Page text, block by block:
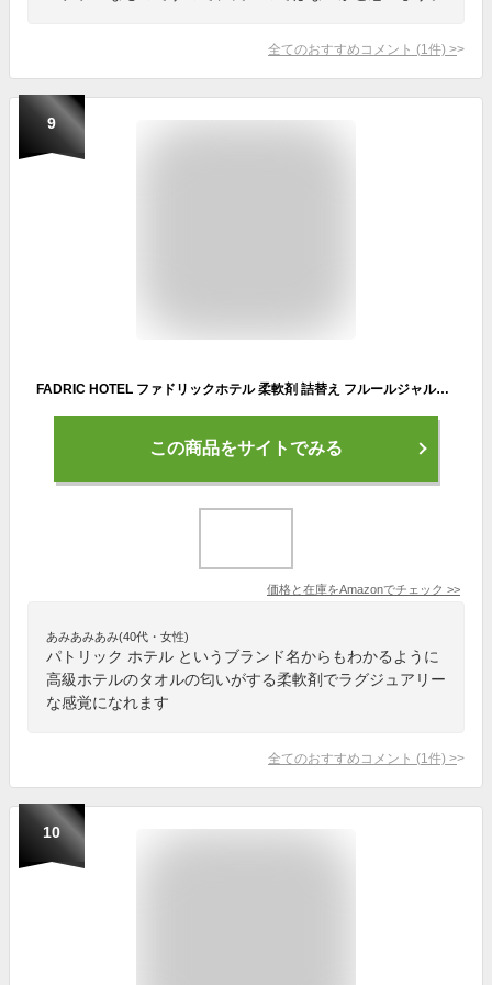
全てのおすすめコメント (1 件) >
9
FADRIC HOTEL ファドリックホテル 柔軟剤 詰替え フルールジャルダンの香り (詰替(3倍))
この商品をサイトでみる
価格と在庫をAmazonでチェック >>
あみあみあみ(40代・女性)
パトリック ホテル というブランド名からもわかるように
高級ホテルのタオルの匂いがする柔軟剤でラグジュアリー
な感覚になれます
全てのおすすめコメント (1 件) >
10